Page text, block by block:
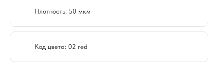
Плотность: 50 мкм
Код цвета: 02 red